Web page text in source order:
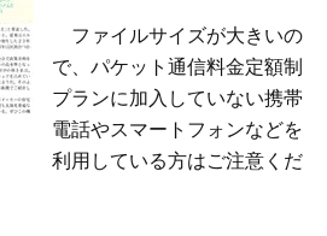
ファイルサイズが大きいの
で、パケット通信料金定額制
プランに加入していない携帯
電話やスマートフォンなどを
利用している方はご注意くだ